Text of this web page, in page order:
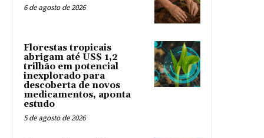
6 de agosto de 2026
Florestas tropicais
abrigam até US$ 1,2
trilhão em potencial
inexplorado para
descoberta de novos
medicamentos, aponta
estudo
5 de agosto de 2026